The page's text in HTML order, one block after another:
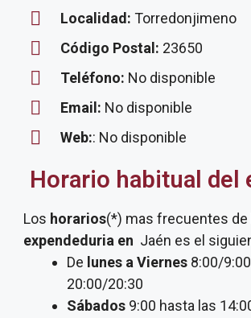
Localidad: Torredonjimeno
Código Postal: 23650
Teléfono: No disponible
Email: No disponible
Web:: No disponible
Horario habitual del
Los horarios(*) mas frecuentes de
expendeduria en Jaén es el
De lunes a Viernes 8:00/
20:00/20:30
Sábados 9:00 hasta las